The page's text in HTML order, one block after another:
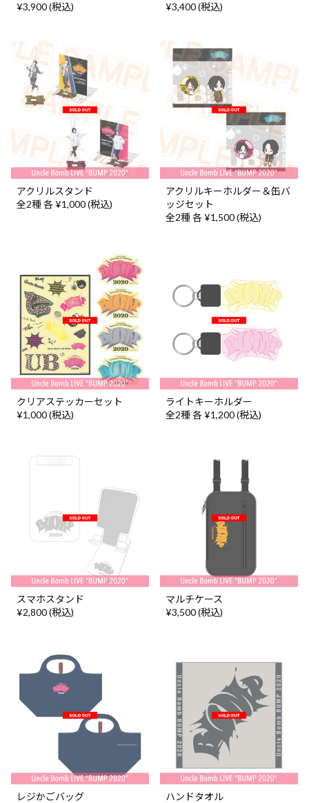
¥3,900 (税込)
¥3,400 (税込)
アクリルスタンド
全2種 各 ¥1,000 (税込)
アクリルキーホルダー＆缶バ
ッジセット
全2種 各 ¥1,500 (税込)
クリアステッカーセット
¥1,000 (税込)
ライトキーホルダー
全2種 各 ¥1,200 (税込)
スマホスタンド
¥2,800 (税込)
マルチケース
¥3,500 (税込)
レジかごバッグ
ハンドタオル